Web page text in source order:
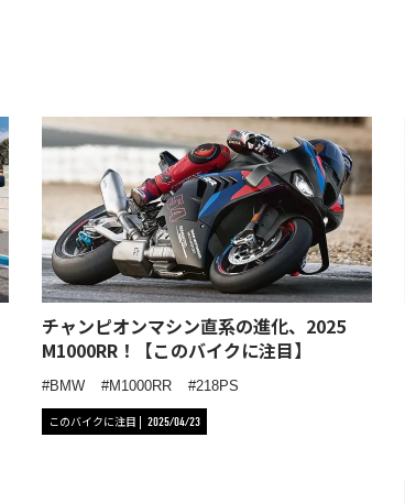
チャンピオンマシン直系の進化、2025
M1000RR！【このバイクに注目】
BMW M1000RR 218PS
このバイクに注目 2025/04/23